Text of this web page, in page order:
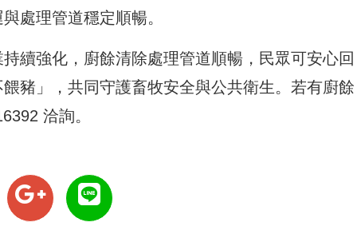
處理管道穩定順暢。
續強化，廚餘清除處理管道順暢，民眾可安心回
豬」，共同守護畜牧安全與公共衛生。若有廚餘
洽詢。